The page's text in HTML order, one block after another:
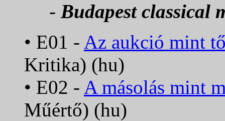
- Budapest classical
• E01 - Az aukció mint
Kritika) (hu)
• E02 - A másolás mint
Műértő) (hu)